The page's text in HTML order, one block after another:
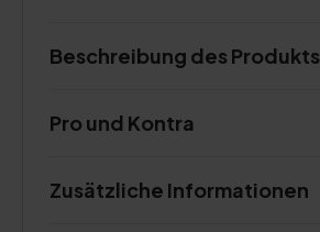
Beschreibung des Produkts
Pro und Kontra
Zusätzliche Informationen